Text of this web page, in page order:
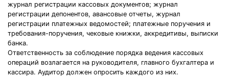
журнал регистрации кассовых документов; журнал
регистрации депонентов, авансовые отчеты, журнал
регистрации платежных ведомостей; платежные поручения и
требования-поручения, чековые книжки, аккредитивы, выписки
банка.
Ответственность за соблюдение порядка ведения кассовых
операций возлагается на руководителя, главного бухгалтера и
кассира. Аудитор должен опросить каждого из них.